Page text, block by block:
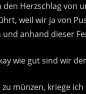
den Herzschlag von
weil wir ja von
und anhand dieser
wie gut sind wir
zu münzen, kriege ich